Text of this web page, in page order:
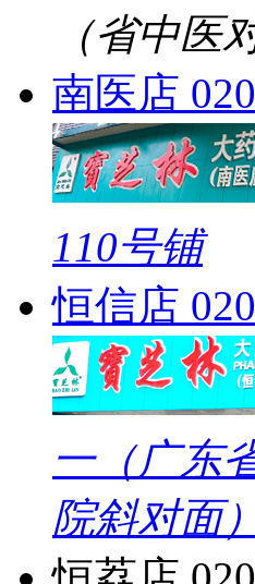
（省中医
南医店
110号铺
恒信店
一（广东
院斜对面）